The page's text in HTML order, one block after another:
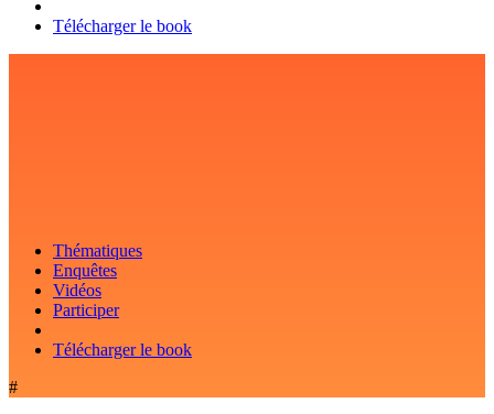
Télécharger le book
Thématiques
Enquêtes
Vidéos
Participer
Télécharger le book
#